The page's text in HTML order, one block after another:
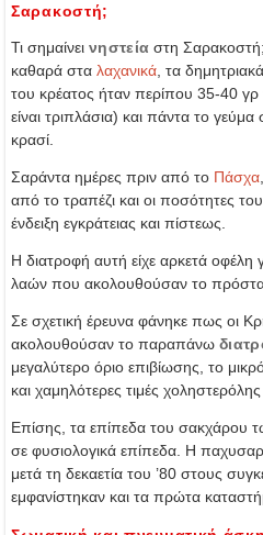
Σαρακοστή;
Τι σημαίνει νηστεία στη
καθαρά στα λαχανικά , τα
του κρέατος ήταν περίπου 35-40
είναι τριπλάσια) και πάντα το
κρασί.
Σαράντα ημέρες πριν από το Πάσχα
από το τραπέζι και οι ποσότητες
ένδειξη εγκράτειας και πίστεως.
Η διατροφή αυτή είχε αρκετά οφέλη
λαών που ακολουθούσαν το
Σε σχετική έρευνα φάνηκε πως οι
ακολουθούσαν το παραπάνω
μεγαλύτερο όριο επιβίωσης, το
και χαμηλότερες τιμές
Επίσης, τα επίπεδα του σακχάρου
σε φυσιολογικά επίπεδα. Η
μετά τη δεκαετία του ’80 στους
εμφανίστηκαν και τα πρώτα